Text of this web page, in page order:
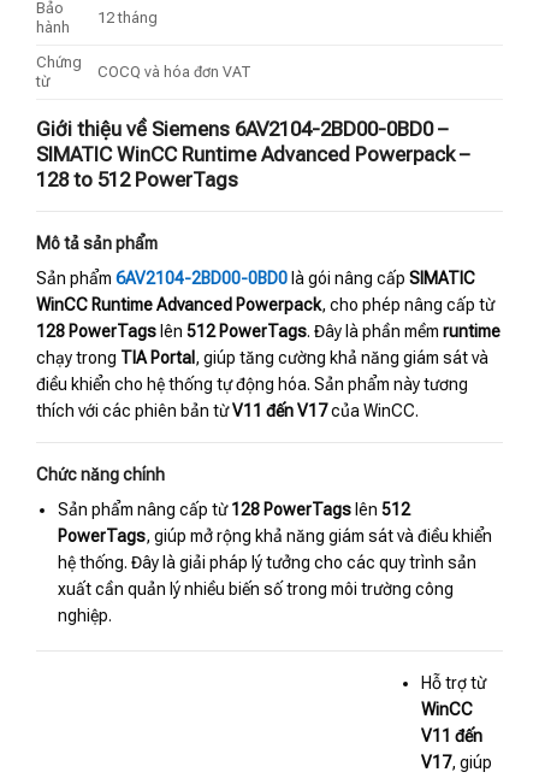
Bảo
hành
12 tháng
Chứng
từ
COCQ và hóa đơn VAT
Giới thiệu về Siemens 6AV2104-2BD00-0BD0 –
SIMATIC WinCC Runtime Advanced Powerpack –
128 to 512 PowerTags
Mô tả sản phẩm
Sản phẩm 6AV2104-2BD00-0BD0 là gói nâng cấp SIMATIC
WinCC Runtime Advanced Powerpack, cho phép nâng cấp từ
128 PowerTags lên 512 PowerTags. Đây là phần mềm runtime
chạy trong TIA Portal , giúp tăng cường khả năng giám sát và
điều khiển cho hệ thống tự động hóa. Sản phẩm này tương
thích với các phiên bản từV11 đến V17của WinCC.
Chức năng chính
Sản phẩm nâng cấp từ128 PowerTags lên512
PowerTags, giúp mở rộng khả năng giám sát và điều khiển
hệ thống. Đây là giải pháp lý tưởng cho các quy trình sản
xuất cần quản lý nhiều biến số trong môi trường công
nghiệp.
Hỗ trợ từ
WinCC
V11 đến
V17, giúp